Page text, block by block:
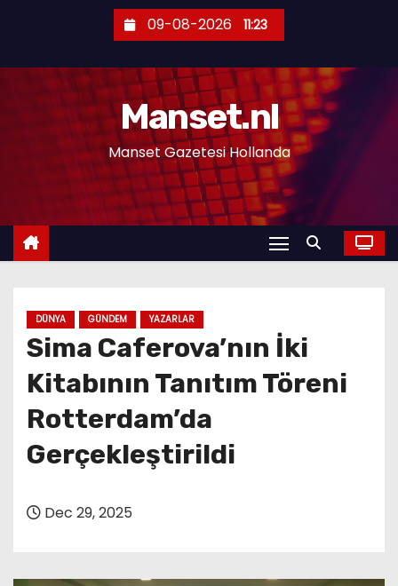
e
09-08-2026 11:23
Manset.nl
Manset Gazetesi Hollanda
DÜNYA GÜNDEM YAZARLAR
Sima Caferova’nın İki
Kitabının Tanıtım Töreni
Rotterdam’da
Gerçekleştirildi
Dec 29, 2025